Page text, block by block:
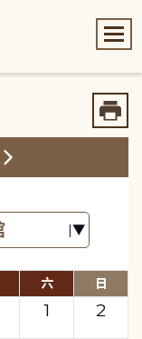
六 日
1
2